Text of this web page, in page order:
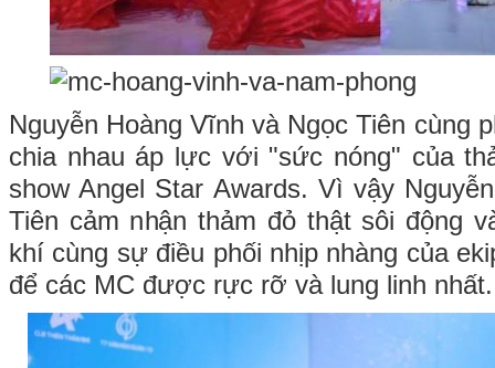
Nguyễn Hoàng Vĩnh và Ngọc Tiên cùng
chia nhau áp lực với "sức nóng" của
show Angel Star Awards. Vì vậy
Tiên cảm nhận thảm đỏ thật sôi động
khí cùng sự điều phối nhịp nhàng của
để các MC được rực rỡ và lung linh nhất.